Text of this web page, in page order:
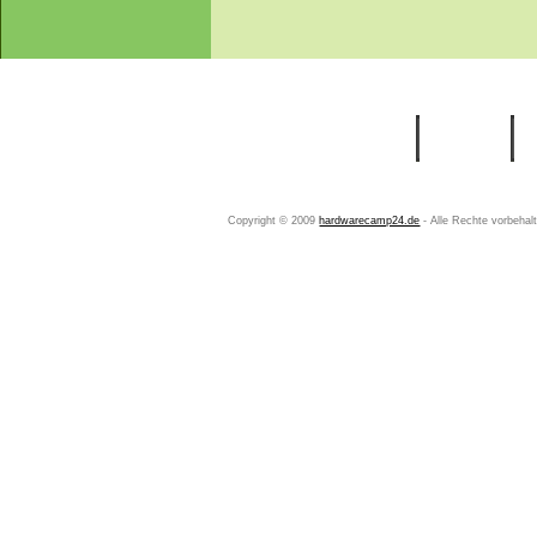
Copyright © 2009 hardwarecamp24.de - Alle Rechte